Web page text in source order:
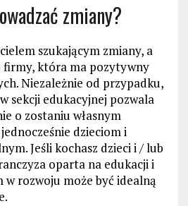
zmiany?
szukającym zmiany, a
firmy, która ma pozytywny
Niezależnie od przypadku,
sekcji edukacyjnej pozwala
o zostaniu własnym
dzieciom i
Jeśli kochasz dzieci i / lub
oparta na edukacji i
rozwoju może być idealną